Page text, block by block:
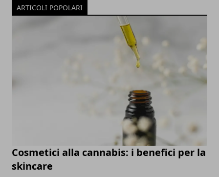
ARTICOLI POPOLARI
Cosmetici alla cannabis: i benefici per la
skincare